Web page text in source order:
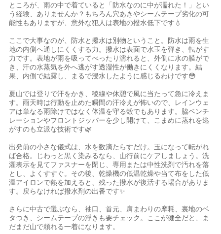
ところが、雨の中で着ていると「防水なのに中が濡れた！」とい
う経験、ありませんか？もちろん穴あきやシームテープ劣化の可
能性もありますが、意外な犯人は表地の撥水低下です💧
ここで大事なのが、防水と撥水は別物ということ。防水は雨を生
地の内側へ通しにくくする力。撥水は表面で水玉を弾き、転がす
力です。表地が雨を吸ってべったり濡れると、外側に水の膜がで
き、汗の水蒸気を外へ逃がす透湿性が働きにくくなります。結
果、内側で結露し、まるで浸水したように感じるわけです😳
夏山では登りで汗をかき、稜線や休憩で風に当たって急に冷えま
す。雨天時は行動を止めた瞬間の汗冷えが怖いので、レインウェ
アは単なる雨除けではなく体温を守る殻でもあります。脇ベンチ
レーションやフロントジッパーを少し開けて、こまめに蒸れを逃
がすのも立派な技術です🌿
出発前の小さな儀式は、水を数滴たらすだけ。玉になって転がれ
ば合格。じわっと黒く染みるなら、山行前にケアしましょう。洗
濯表示を見てファスナーを閉じ、専用または中性洗剤で汚れを落
とし、よくすすぐ。その後、乾燥機の低温乾燥や当て布をした低
温アイロンで熱を加えると、残った撥水が復活する場合がありま
す。戻らなければ撥水剤の出番です✨
さらに中古で選ぶなら、袖口、首元、肩まわりの摩耗、裏地のベ
タつき、シームテープの浮きも要チェック。ここが健全だと、ま
だまだ山で頼れる一着になります。